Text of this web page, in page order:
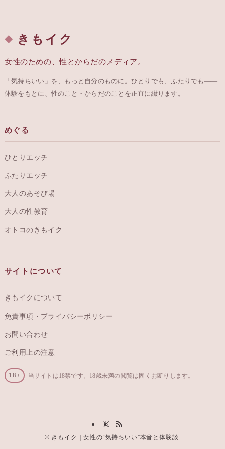
きもイク
女性のための、性とからだのメディア。
「気持ちいい」を、もっと自分のものに。ひとりでも、ふたりでも——
体験をもとに、性のこと・からだのことを正直に綴ります。
めぐる
ひとりエッチ
ふたりエッチ
大人のあそび場
大人の性教育
オトコのきもイク
サイトについて
きもイクについて
免責事項・プライバシーポリシー
お問い合わせ
ご利用上の注意
18+ 当サイトは18禁です。18歳未満の閲覧は固くお断りします。
© きもイク｜女性の“気持ちいい”本音と体験談.